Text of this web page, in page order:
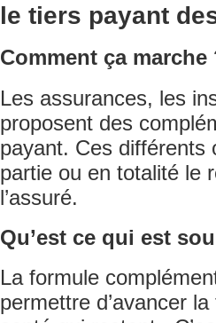
le tiers payant
Comment ça marche
Les assurances, les
proposent des
payant. Ces différents
partie ou en totalité le
l’assuré.
Qu’est ce qui est
La formule
permettre d’avancer